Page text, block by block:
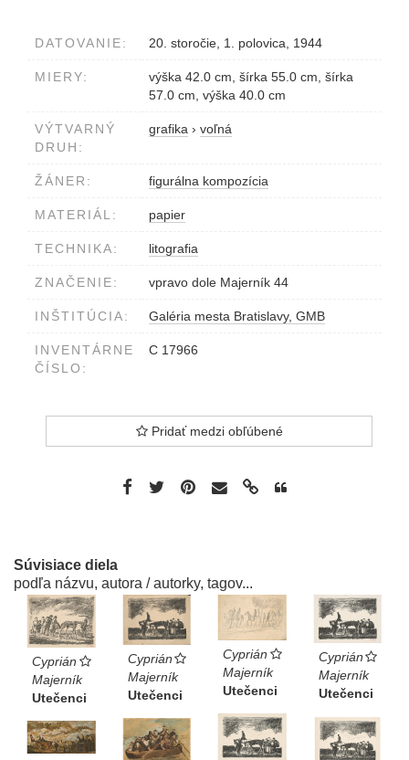
DATOVANIE: 20. storočie, 1. polovica, 1944
MIERY:
výška 42.0 cm, šírka 55.0 cm, šírka
57.0 cm, výška 40.0 cm
VÝTVARNÝ
DRUH:
grafika › voľná
ŽÁNER: figurálna kompozícia
MATERIÁL: papier
TECHNIKA: litografia
ZNAČENIE: vpravo dole Majerník 44
INŠTITÚCIA: Galéria mesta Bratislavy, GMB
INVENTÁRNE
ČÍSLO:
C 17966
Pridať medzi obľúbené
Súvisiace diela
podľa názvu, autora / autorky, tagov...
Cyprián
Majerník
Utečenci
Cyprián
Majerník
Utečenci
Cyprián
Majerník
Utečenci
Cyprián
Majerník
Utečenci